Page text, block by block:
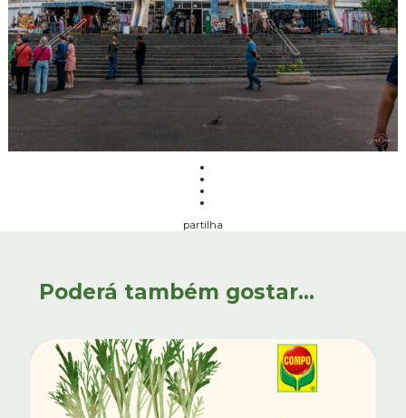
partilha
Poderá também gostar...